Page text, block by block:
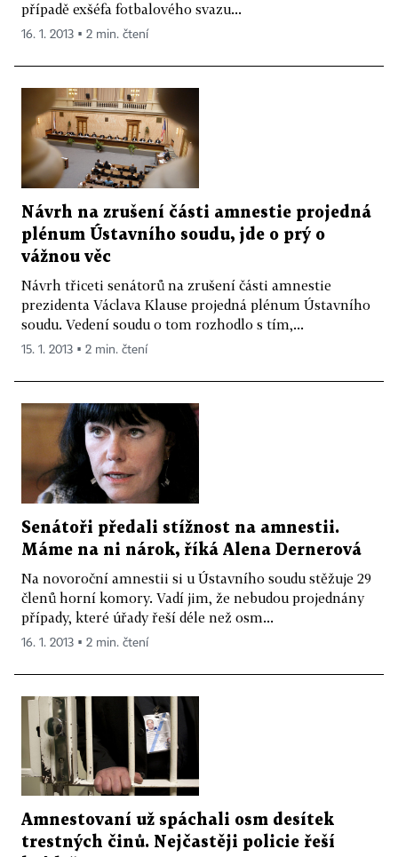
případě exšéfa fotbalového svazu...
16. 1. 2013 ▪ 2 min. čtení
Návrh na zrušení části amnestie projedná
plénum Ústavního soudu, jde o prý o
vážnou věc
Návrh třiceti senátorů na zrušení části amnestie
prezidenta Václava Klause projedná plénum Ústavního
soudu. Vedení soudu o tom rozhodlo s tím,...
15. 1. 2013 ▪ 2 min. čtení
Senátoři předali stížnost na amnestii.
Máme na ni nárok, říká Alena Dernerová
Na novoroční amnestii si u Ústavního soudu stěžuje 29
členů horní komory. Vadí jim, že nebudou projednány
případy, které úřady řeší déle než osm...
16. 1. 2013 ▪ 2 min. čtení
Amnestovaní už spáchali osm desítek
trestných činů. Nejčastěji policie řeší